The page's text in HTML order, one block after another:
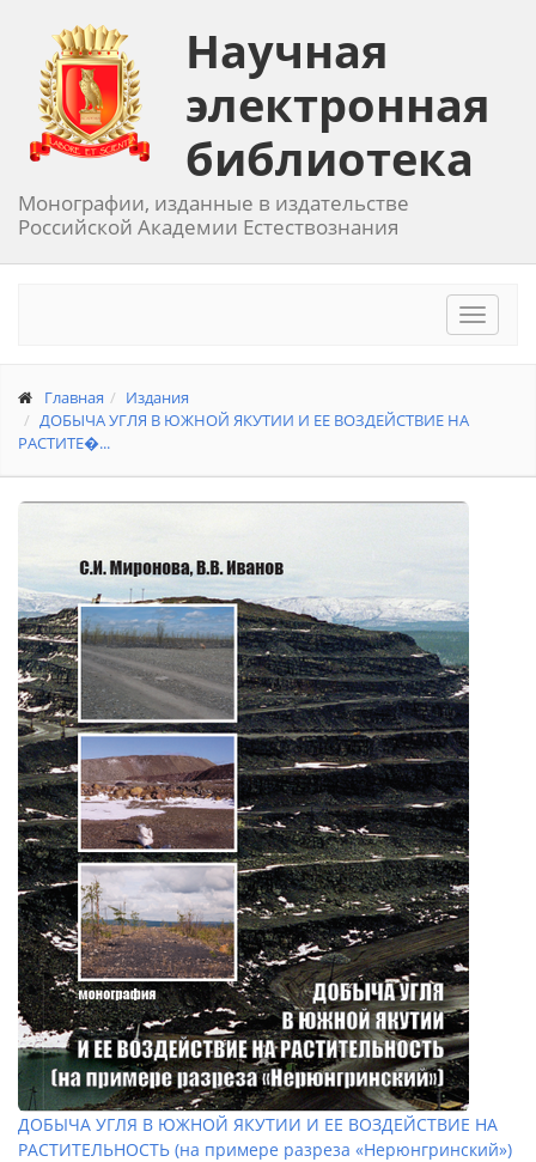
Научная
электронная
библиотека
Монографии, изданные в издательстве
Российской Академии Естествознания
Toggle
Главная
Издания
ДОБЫЧА УГЛЯ В ЮЖНОЙ ЯКУТИИ И ЕЕ ВОЗДЕЙСТВИЕ НА
РАСТИТЕ�...
ДОБЫЧА УГЛЯ В ЮЖНОЙ ЯКУТИИ И ЕЕ ВОЗДЕЙСТВИЕ НА
РАСТИТЕЛЬНОСТЬ (на примере разреза «Нерюнгринский»)